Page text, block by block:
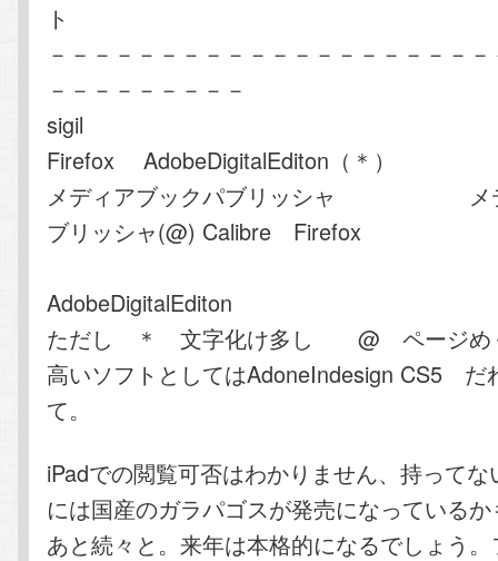
ト
－－－－－－－－－－－－－－－－－－－
－－－－－－－－－
sigil
Firefox AdobeDigitalEditon（＊）
メディアブックパブリッシャ メデ
ブリッシャ(@) Calibre Firefox
AdobeDigitalEditon
ただし ＊ 文字化け多し @ ページめ
高いソフトとしてはAdoneIndesign CS5 だ
て。
iPadでの閲覧可否はわかりません、持って
には国産のガラパゴスが発売になっている
あと続々と。来年は本格的になるでしょう